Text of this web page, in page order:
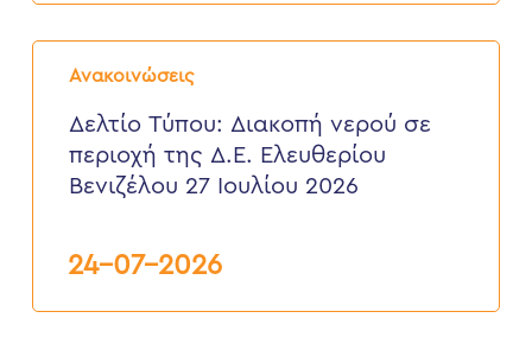
έως
2026Ανακοινώσεις
Δελτίο
Τύπου:
νερού
περιοχή
2026
Δελτίο Τύπου: Διακοπή νερού σε
περιοχή της Δ.Ε. Ελευθερίου
Βενιζέλου 27 Ιουλίου 2026
24-07-2026